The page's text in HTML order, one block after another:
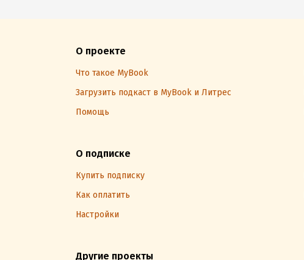
О проекте
Что такое MyBook
Загрузить подкаст в MyBook и Литрес
Помощь
О подписке
Купить подписку
Как оплатить
Настройки
Другие проекты